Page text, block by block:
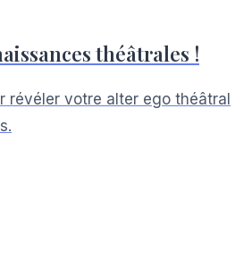
théâtrales !
révéler votre alter ego théâtral